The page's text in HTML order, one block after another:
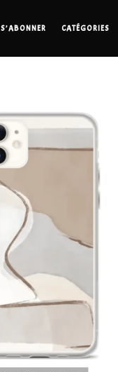
S’ABONNER CATÉGORIES